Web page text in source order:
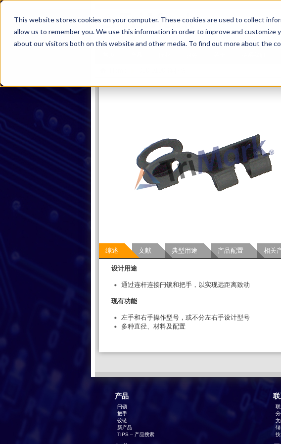
This website stores cookies on your computer. These cookies are used to collect
allow us to remember you. We use this information in order to improve and
about our visitors both on this website and other media. To find out more about the
综述 文献 典型用途 产品配置 相关
设计用途
通过连杆连接闩锁和把手，以实现远距离致动
现有功能
左手和右手操作型号，或不分左右手设计型号
多种直径、材料及配置
产品
闩锁
把手
铰链
新产品
TIPS – 产品搜索